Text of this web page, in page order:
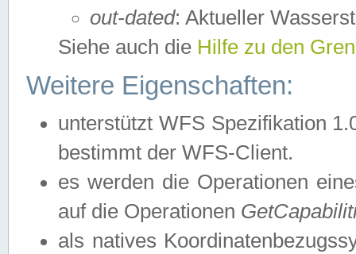
out-dated: Aktueller
Siehe auch die Hilfe zu den
Weitere Eigenschaften:
unterstützt WFS Spezifikation
bestimmt der WFS-Client.
es werden die Operationen
auf die Operationen
als natives